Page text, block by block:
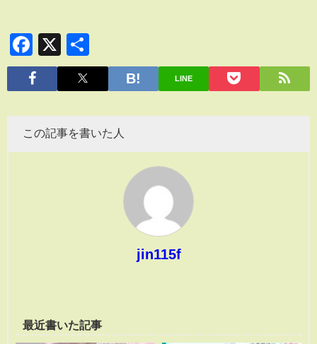
Facebook
X
有
LINE
この記事を書いた人
jin115f
最近書いた記事